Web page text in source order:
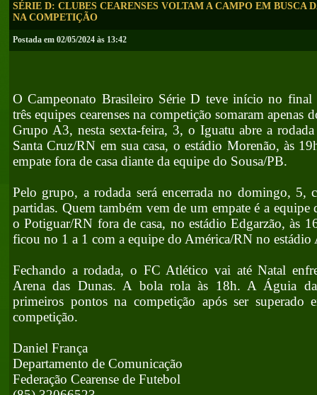
SÉRIE D: CLUBES CEARENSES VOLTAM A CAMPO EM BUSCA
NA COMPETIÇÃO
Postada em 02/05/2024 às 13:42
O Campeonato Brasileiro Série D teve início no final
três equipes cearenses na competição somaram apenas
Grupo A3, nesta sexta-feira, 3, o Iguatu abre a
Santa Cruz/RN em sua casa, o estádio Morenão, às
empate fora de casa diante da equipe do Sousa/PB.
Pelo grupo, a rodada será encerrada no domingo, 5,
partidas. Quem também vem de um empate é a equipe
o Potiguar/RN fora de casa, no estádio Edgarzão, às
ficou no 1 a 1 com a equipe do América/RN no
Fechando a rodada, o FC Atlético vai até Natal
Arena das Dunas. A bola rola às 18h. A Águia da
primeiros pontos na competição após ser superado
competição.
Daniel França
Departamento de Comunicação
Federação Cearense de Futebol